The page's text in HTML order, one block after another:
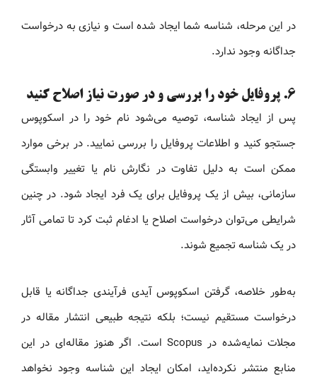
در این مرحله، شناسه شما ایجاد شده است و نیازی به درخواست
جداگانه وجود ندارد.
۶. پروفایل خود را بررسی و در صورت نیاز اصلاح کنید
پس از ایجاد شناسه، توصیه می‌شود نام خود را در اسکوپوس
جستجو کنید و اطلاعات پروفایل را بررسی نمایید. در برخی موارد
ممکن است به دلیل تفاوت در نگارش نام یا تغییر وابستگی
سازمانی، بیش از یک پروفایل برای یک فرد ایجاد شود. در چنین
شرایطی می‌توان درخواست اصلاح یا ادغام ثبت کرد تا تمامی آثار
در یک شناسه تجمیع شوند.
به‌طور خلاصه، گرفتن اسکوپوس آیدی فرآیندی جداگانه یا قابل
درخواست مستقیم نیست؛ بلکه نتیجه طبیعی انتشار مقاله در
مجلات نمایه‌شده در Scopus است. اگر هنوز مقاله‌ای در این
منابع منتشر نکرده‌اید، امکان ایجاد این شناسه وجود نخواهد